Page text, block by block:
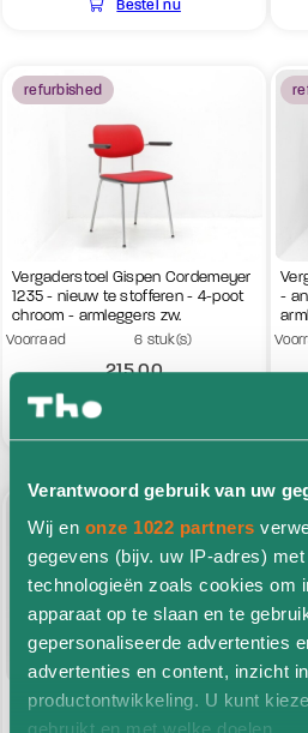
Verantwoord gebruik van uw
Wij en onze 1022 partners
gegevens (bijv. uw IP-adres)
technologieën zoals cookies om
apparaat op te slaan en te
gepersonaliseerde advertenties
advertenties en content, inzicht
productontwikkeling. U kunt
Aluminium grijs(2)
Zwart(1)
Casala(1)
Girsberger(1)
Gispen(1)
Bestel nu
refurbished
Vergaderstoel Gispen Cordemeyer
1235 - nieuw te stofferen - 4-poot
chroom - armleggers zw.
Voorraad 6 stuk(s)
215,00
-
Vergaderstoel Comforto D5028 -